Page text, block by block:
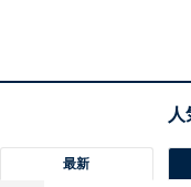
最新